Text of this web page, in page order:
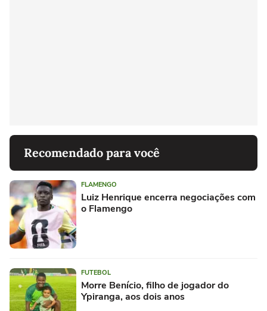
Recomendado para você
FLAMENGO
Luiz Henrique encerra negociações com
o Flamengo
FUTEBOL
Morre Benício, filho de jogador do
Ypiranga, aos dois anos